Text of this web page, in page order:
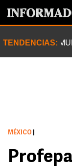
TENDENCIAS:
MÉXICO